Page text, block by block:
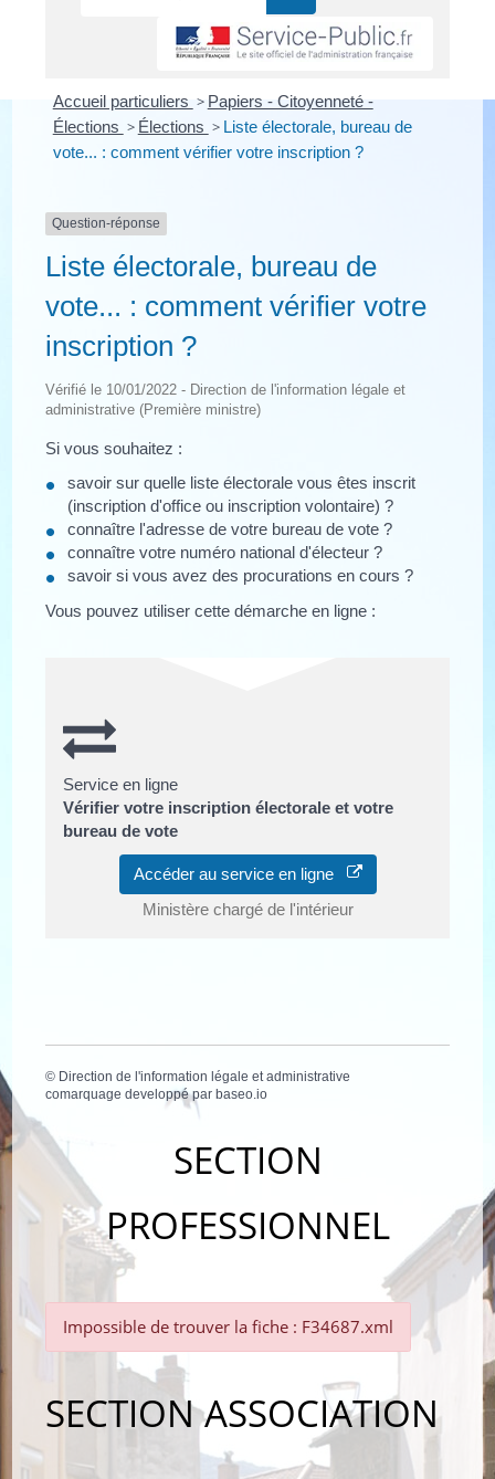
Accueil particuliers > Papiers - Citoyenneté -
Élections > Élections > Liste électorale, bureau de
vote... : comment vérifier votre inscription ?
Question-réponse
Liste électorale, bureau de
vote... : comment vérifier votre
inscription ?
Vérifié le 10/01/2022 - Direction de l'information légale et
administrative (Première ministre)
Si vous souhaitez :
savoir sur quelle liste électorale vous êtes inscrit
(inscription d'office ou inscription volontaire) ?
connaître l'adresse de votre bureau de vote ?
connaître votre numéro national d'électeur ?
savoir si vous avez des procurations en cours ?
Vous pouvez utiliser cette démarche en ligne :
Service en ligne
Vérifier votre inscription électorale et votre
bureau de vote
Accéder au service en ligne
Ministère chargé de l'intérieur
© Direction de l'information légale et administrative
comarquage developpé parbaseo.io
SECTION
PROFESSIONNEL
Impossible de trouver la fiche : F34687.xml
SECTION ASSOCIATION